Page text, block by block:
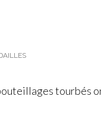
tourbés